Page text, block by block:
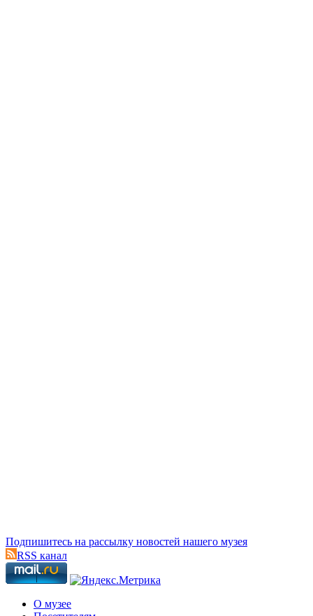
Подпишитесь на рассылку новостей нашего музея
RSS канал
О музее